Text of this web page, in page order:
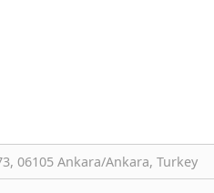
06105 Ankara/Ankara, Turkey